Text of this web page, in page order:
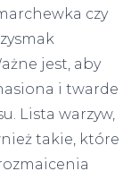
czy
jest, aby
i twarde
Lista warzyw,
takie, które